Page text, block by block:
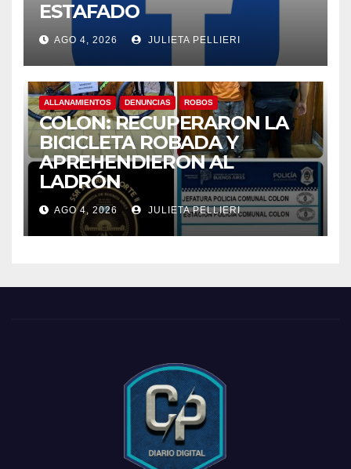
ESTAFADO
AGO 4, 2026 JULIETA PELLIERI
ALLANAMIENTOS DENUNCIAS ROBOS
COLON: RECUPERARON LA
BICICLETA ROBADA Y
APREHENDIERON AL
LADRÓN
AGO 4, 2026 JULIETA PELLIERI